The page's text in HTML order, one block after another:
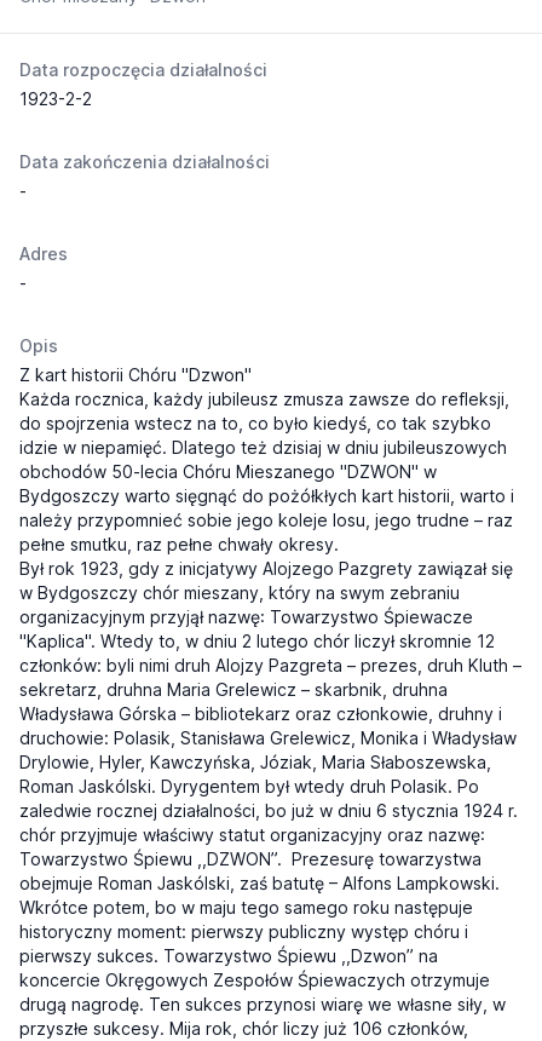
Data rozpoczęcia działalności
1923-2-2
Data zakończenia działalności
-
Adres
-
Opis
Z kart historii Chóru "Dzwon"
Każda rocznica, każdy jubileusz zmusza zawsze do refleksji,
do spojrzenia wstecz na to, co było kiedyś, co tak szybko
idzie w niepamięć. Dlatego też dzisiaj w dniu jubileuszowych
obchodów 50-lecia Chóru Mieszanego "DZWON" w
Bydgoszczy warto sięgnąć do pożółkłych kart historii, warto i
należy przypomnieć sobie jego koleje losu, jego trudne – raz
pełne smutku, raz pełne chwały okresy.
Był rok 1923, gdy z inicjatywy Alojzego Pazgrety zawiązał się
w Bydgoszczy chór mieszany, który na swym zebraniu
organizacyjnym przyjął nazwę: Towarzystwo Śpiewacze
"Kaplica". Wtedy to, w dniu 2 lutego chór liczył skromnie 12
członków: byli nimi druh Alojzy Pazgreta – prezes, druh Kluth –
sekretarz, druhna Maria Grelewicz – skarbnik, druhna
Władysława Górska – bibliotekarz oraz członkowie, druhny i
druchowie: Polasik, Stanisława Grelewicz, Monika i Władysław
Drylowie, Hyler, Kawczyńska, Józiak, Maria Słaboszewska,
Roman Jaskólski. Dyrygentem był wtedy druh Polasik. Po
zaledwie rocznej działalności, bo już w dniu 6 stycznia 1924 r.
chór przyjmuje właściwy statut organizacyjny oraz nazwę:
Towarzystwo Śpiewu ,,DZWON”. Prezesurę towarzystwa
obejmuje Roman Jaskólski, zaś batutę – Alfons Lampkowski.
Wkrótce potem, bo w maju tego samego roku następuje
historyczny moment: pierwszy publiczny występ chóru i
pierwszy sukces. Towarzystwo Śpiewu ,,Dzwon” na
koncercie Okręgowych Zespołów Śpiewaczych otrzymuje
drugą nagrodę. Ten sukces przynosi wiarę we własne siły, w
przyszłe sukcesy. Mija rok, chór liczy już 106 członków,